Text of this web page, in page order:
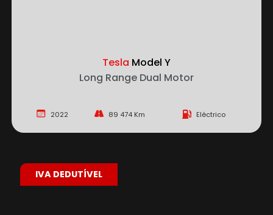
Tesla Model Y
Long Range Dual Motor
2022 89 474 Km Eléctrico
IVA DEDUTÍVEL